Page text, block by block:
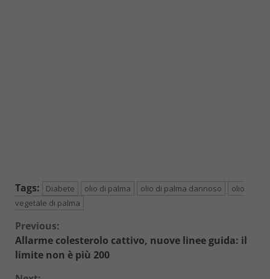
Tags: Diabete olio di palma olio di palma dannoso
olio
vegetale di palma
Continue
Reading
Previous:
Allarme colesterolo cattivo, nuove linee guida: il
limite non è più 200